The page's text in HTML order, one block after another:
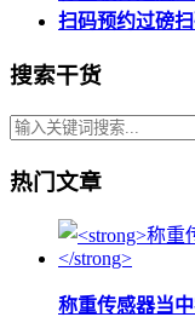
扫码预约过磅
搜索干货
热门文章
称重传感器当